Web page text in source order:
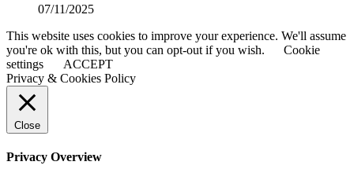
07/11/2025
This website uses cookies to improve your experience. We'll assume
you're ok with this, but you can opt-out if you wish.
Cookie
settings
ACCEPT
Privacy & Cookies Policy
Close
Privacy Overview